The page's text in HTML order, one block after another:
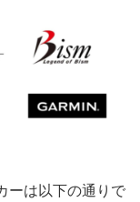
ーは以下の通りで